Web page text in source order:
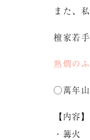
また、
檀家若手
熱燗の
◯萬年
【内容】
・